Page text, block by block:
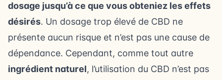
dosage jusqu’à ce que vous obteniez les effets
désirés. Un dosage trop élevé de CBD ne
présente aucun risque et n’est pas une cause de
dépendance. Cependant, comme tout autre
ingrédient naturel, l’utilisation du CBD n’est pas